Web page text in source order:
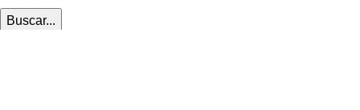
Buscar...